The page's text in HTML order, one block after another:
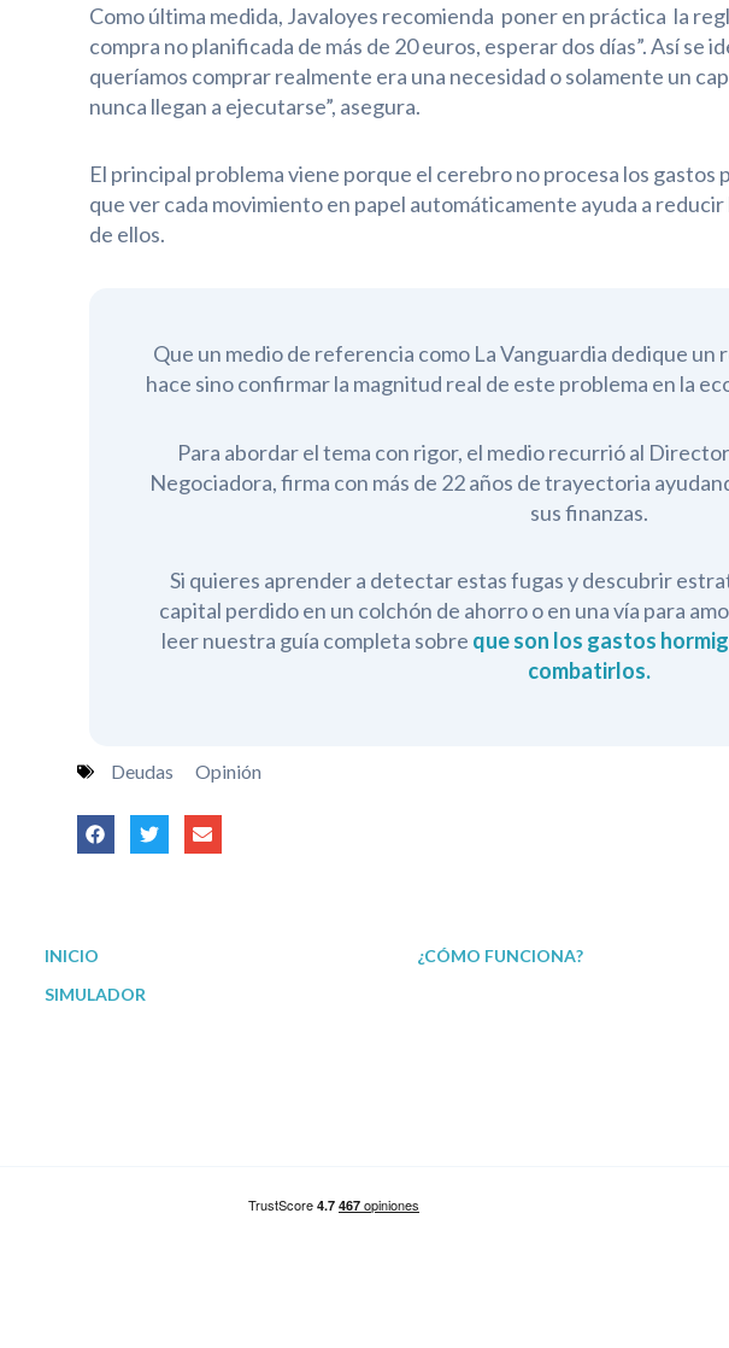
Como última medida, Javaloyes recomienda poner en práctica la
compra no planificada de más de 20 euros, esperar dos días”. Así se
queríamos comprar realmente era una necesidad o solamente un
nunca llegan a ejecutarse”, asegura.
El principal problema viene porque el cerebro no procesa los gastos
que ver cada movimiento en papel automáticamente ayuda a
de ellos.
Que un medio de referencia como La Vanguardia dedique un
hace sino confirmar la magnitud real de este problema en la
Para abordar el tema con rigor, el medio recurrió al
Negociadora, firma con más de 22 años de trayectoria
sus finanzas.
Si quieres aprender a detectar estas fugas y descubrir
capital perdido en un colchón de ahorro o en una vía para
leer nuestra guía completa sobre que son los gastos
combatirlos.
Deudas Opinión
INICIO
SIMULADOR
¿CÓMO FUNCIONA?